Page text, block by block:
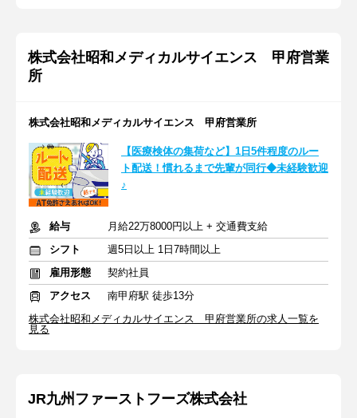
株式会社昭和メディカルサイエンス 甲府営業
所
株式会社昭和メディカルサイエンス 甲府営業所
【医療検体の集荷など】1日5件程度のルー
ト配送！慣れるまで先輩が同行◆未経験歓迎
♪
給与
月給22万8000円以上 + 交通費支給
シフト
週5日以上 1日7時間以上
雇用形態
契約社員
アクセス
南甲府駅 徒歩13分
株式会社昭和メディカルサイエンス 甲府営業所の求人一覧を
見る
JR九州ファーストフーズ株式会社